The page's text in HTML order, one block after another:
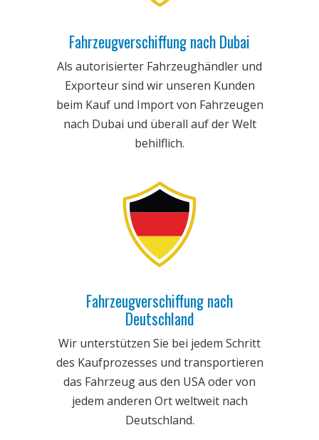
Fahrzeugverschiffung nach Dubai
Als autorisierter Fahrzeughändler und
Exporteur sind wir unseren Kunden
beim Kauf und Import von Fahrzeugen
nach Dubai und überall auf der Welt
behilflich.
Fahrzeugverschiffung nach
Deutschland
Wir unterstützen Sie bei jedem Schritt
des Kaufprozesses und transportieren
das Fahrzeug aus den USA oder von
jedem anderen Ort weltweit nach
Deutschland.